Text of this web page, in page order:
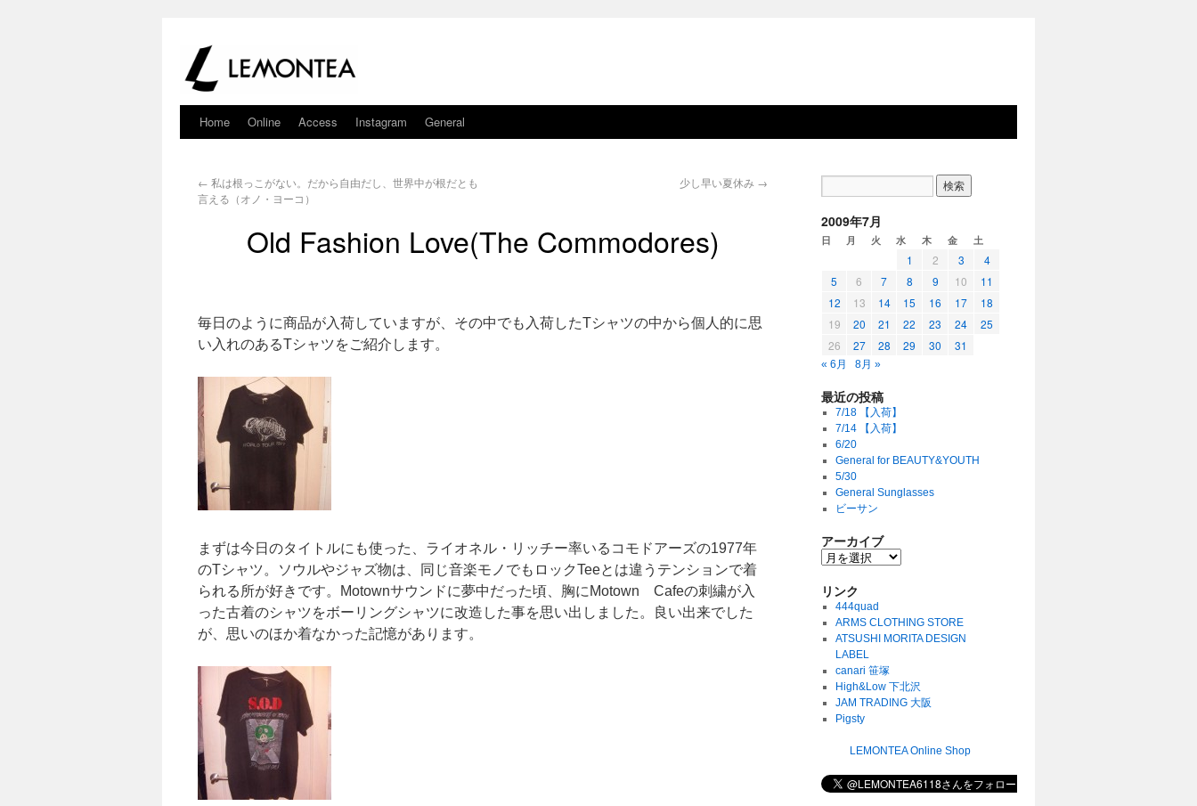
Home Online Access Instagram General
← 私は根っこがない。だから自由だし、世界中が根だとも
言える（オノ・ヨーコ）
少し早い夏休み →
Old Fashion Love(The Commodores)
毎日のように商品が入荷していますが、その中でも入荷したTシャツの中から個人的に思
い入れのあるTシャツをご紹介します。
まずは今日のタイトルにも使った、ライオネル・リッチー率いるコモドアーズの1977年
のTシャツ。ソウルやジャズ物は、同じ音楽モノでもロックTeeとは違うテンションで着
られる所が好きです。Motownサウンドに夢中だった頃、胸にMotown Cafeの刺繍が入
った古着のシャツをボーリングシャツに改造した事を思い出しました。良い出来でした
が、思いのほか着なかった記憶があります。
2009年7月
日 月 火 水 木 金 土
1 2 3
4
5
6 7 8 9 10
11
12
13 14 15 16 17
18
19
20 21 22 23 24
25
26
27 28 29 30 31
« 6月 8月 »
最近の投稿
7/18 【入荷】
7/14 【入荷】
6/20
General for BEAUTY&YOUTH
5/30
General Sunglasses
ビーサン
アーカイブ
リンク
444quad
ARMS CLOTHING STORE
ATSUSHI MORITA DESIGN
LABEL
canari 笹塚
High&Low 下北沢
JAM TRADING 大阪
Pigsty
LEMONTEA Online Shop